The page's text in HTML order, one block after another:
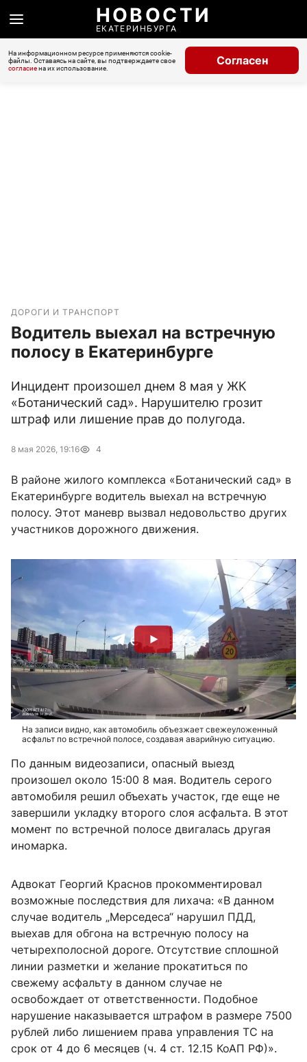
НОВОСТИ
ЕКАТЕРИНБУРГА
На информационном ресурсе применяются cookie-
файлы. Оставаясь на сайте, вы подтверждаете свое
согласиена их использование.
Согласен
ДОРОГИ И ТРАНСПОРТ
Водитель выехал на встречную
полосу в Екатеринбурге
Инцидент произошел днем 8 мая у ЖК
«Ботанический сад». Нарушителю грозит
штраф или лишение прав до полугода.
8 мая 2026, 19:16 4
В районе жилого комплекса «Ботанический сад» в
Екатеринбурге водитель выехал на встречную
полосу. Этот маневр вызвал недовольство других
участников дорожного движения.
На записи видно, как автомобиль объезжает свежеуложенный
асфальт по встречной полосе, создавая аварийную ситуацию.
По данным видеозаписи, опасный выезд
произошел около 15:00 8 мая. Водитель серого
автомобиля решил объехать участок, где еще не
завершили укладку второго слоя асфальта. В этот
момент по встречной полосе двигалась другая
иномарка.
Адвокат Георгий Краснов прокомментировал
возможные последствия для лихача: «В данном
случае водитель „Мерседеса“ нарушил ПДД,
выехав для обгона на встречную полосу на
четырехполосной дороге. Отсутствие сплошной
линии разметки и желание прокатиться по
свежему асфальту в данном случае не
освобождает от ответственности. Подобное
нарушение наказывается штрафом в размере 7500
рублей либо лишением права управления ТС на
срок от 4 до 6 месяцев (ч. 4 ст. 12.15 КоАП РФ)».